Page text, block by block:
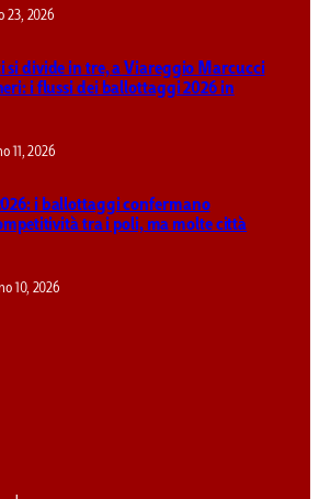
23, 2026
si divide in tre, a Viareggio Marcucci
i flussi dei ballottaggi 2026 in
11, 2026
i ballottaggi confermano
tra i poli, ma molte città
10, 2026